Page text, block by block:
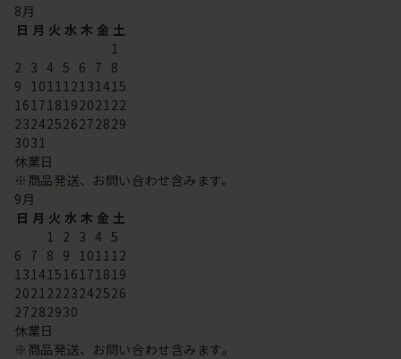
8 月
日 月 火 水 木 金 土
1
2 3 4 5 6 7 8
9
10 11 12 13 14 15
16 17 18 192021 22
23242526272829
3031
休業日
※商品発送、お問い合わせ含みます。
9 月
日 月 火 水 木 金 土
1
2 3 4 5
6 7 8 9 10 11 12
13 14 15 16 17 18 19
2021 2223242526
27282930
休業日
※商品発送、お問い合わせ含みます。